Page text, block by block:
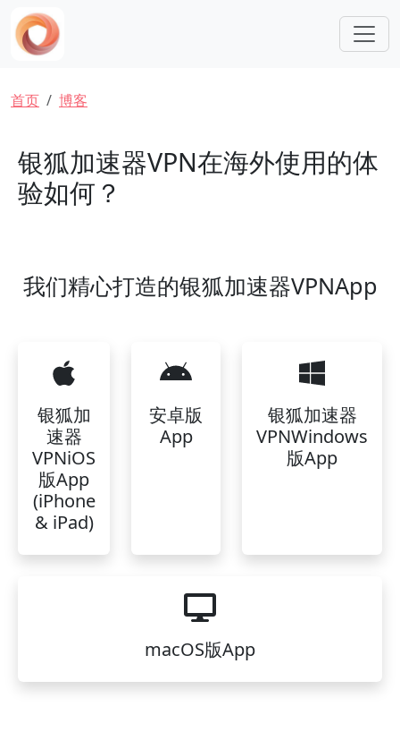
跳转到主要内容
面包屑
首页 博客
银狐加速器VPN在海外使用的体
验如何？
我们精心打造的银狐加速器VPNApp
银狐加
速器
VPNiOS
版App
(iPhone
& iPad)
安卓版
App
银狐加速器
VPNWindows
版App
macOS版App